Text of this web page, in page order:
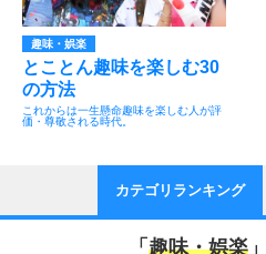
趣味・娯楽
とことん趣味を楽しむ30
の方法
これからは一生懸命趣味を楽しむ人が評
価・尊敬される時代。
カテゴリランキング
「 趣味・娯楽